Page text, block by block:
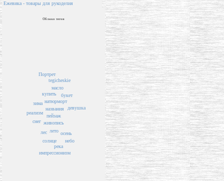
Ежевика - товары для рукоделия
Облако тегов
пейзаж
названия
живопись
лето
натюрморт
купить
солнце
лес
зима
осень
букет
масло
река
снег
tegicheskie
реализм
небо
импрессионизм
Портрет
девушка